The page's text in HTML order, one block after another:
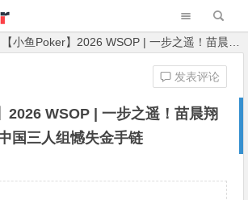
【小鱼Poker】2026 WSOP | 一步之遥！苗晨翔河牌遭绝杀，中国三人组憾失金手链
2026 WSOP | 一步之遥！苗晨翔
国三人组憾失金手链
发表评论